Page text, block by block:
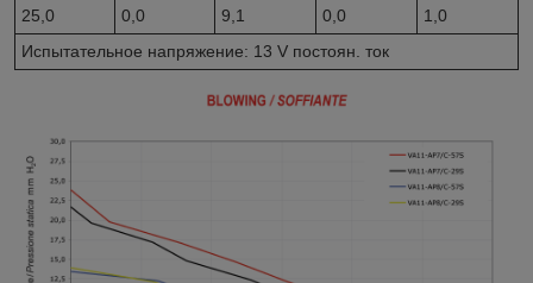
25,0
0,0 9,1 0,0
1,0
Испытательное напряжение: 13 V постоян. ток